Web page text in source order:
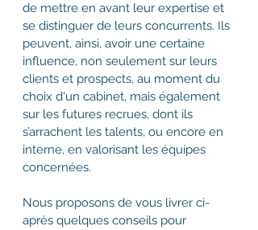
de mettre en avant leur expertise et
se distinguer de leurs concurrents. Ils
peuvent, ainsi, avoir une certaine
influence, non seulement sur leurs
clients et prospects, au moment du
choix d'un cabinet, mais également
sur les futures recrues, dont ils
s’arrachent les talents, ou encore en
interne, en valorisant les équipes
concernées.
Nous proposons de vous livrer ci-
après quelques conseils pour